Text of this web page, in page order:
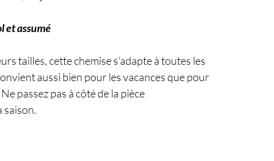
et assumé
tailles, cette chemise s’adapte à toutes les
aussi bien pour les vacances que pour
passez pas à côté de la pièce
saison.